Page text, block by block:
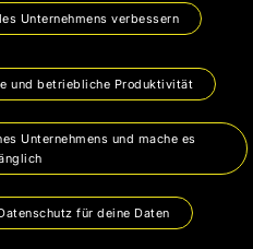
Unternehmens verbessern
und betriebliche Produktivität
Unternehmens und mache es
für deine Daten